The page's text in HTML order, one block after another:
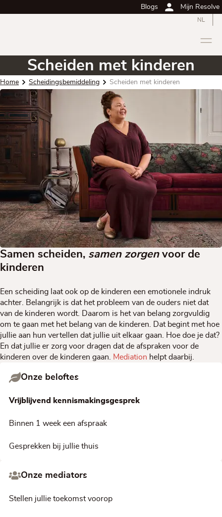
Blogs Mijn Resolve
NL
Scheiden met kinderen
Home Scheidingsbemiddeling Scheiden met kinderen
Samen scheiden, samen zorgenvoor de
kinderen
Een scheiding laat ook op de kinderen een emotionele indruk
achter. Belangrijk is dat het probleem van de ouders niet dat
van de kinderen wordt. Daarom is het van belang zorgvuldig
om te gaan met het belang van de kinderen. Dat begint met hoe
jullie aan hun vertellen dat jullie uit elkaar gaan. Hoe doe je dat?
En dat jullie er zorg voor dragen dat de afspraken voor de
kinderen over de kinderen gaan.
Mediation helpt daarbij.
Onze beloftes
Vrijblijvend kennismakingsgesprek
Binnen 1 week een afspraak
Gesprekken bij jullie thuis
Onze mediators
Stellen jullie toekomst voorop